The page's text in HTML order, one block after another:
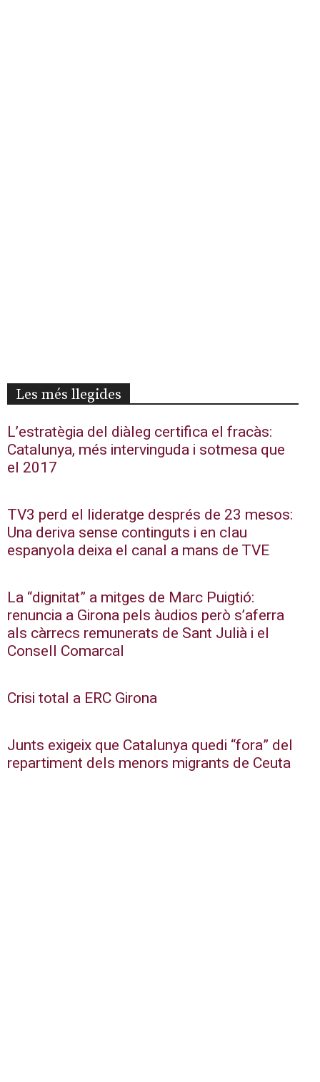
Les més llegides
L’estratègia del diàleg certifica el fracàs:
Catalunya, més intervinguda i sotmesa que
el 2017
TV3 perd el lideratge després de 23 mesos:
Una deriva sense continguts i en clau
espanyola deixa el canal a mans de TVE
La “dignitat” a mitges de Marc Puigtió:
renuncia a Girona pels àudios però s’aferra
als càrrecs remunerats de Sant Julià i el
Consell Comarcal
Crisi total a ERC Girona
Junts exigeix que Catalunya quedi “fora” del
repartiment dels menors migrants de Ceuta